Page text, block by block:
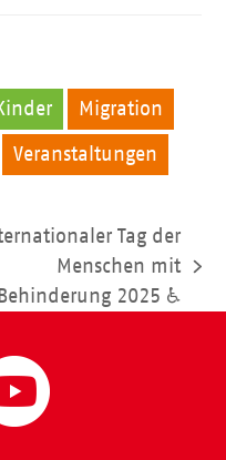
Migration
Veranstaltungen
Tag der
Menschen mit
2025 ♿